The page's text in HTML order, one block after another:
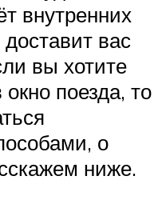
внутренних
вас
вы хотите
поезда, то
о
ниже.